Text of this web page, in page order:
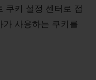
쿠키 설정 센터로 접
사용하는 쿠키를